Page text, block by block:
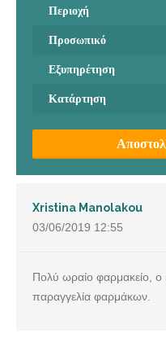
Περιοχή
Προσωπικό
Εξυπηρέτηση
Κατάρτηση
Xristina Manolakou
03/06/2019 12:55
Πολύ ωραίο φαρμακείο, ο
παραγγελία φαρμάκων.